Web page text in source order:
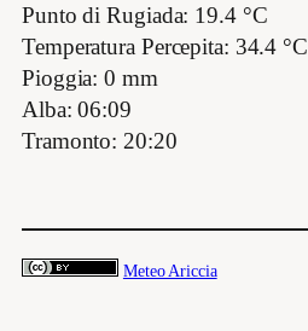
Punto di Rugiada: 19.4 °C
Temperatura Percepita: 34.4 °C
Pioggia: 0 mm
Alba: 06:09
Tramonto: 20:20
Meteo Ariccia